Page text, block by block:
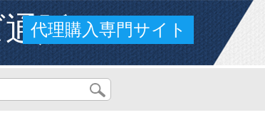
販
代理購入専門サイト